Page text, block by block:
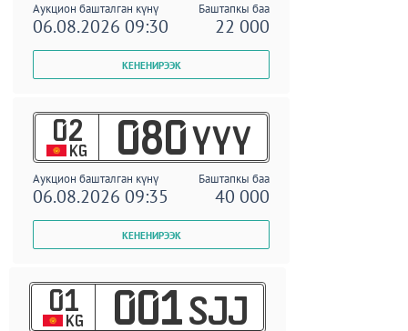
Аукцион башталган күнү Баштапкы баа
06.08.2026 09:30 22 000
02
KG 080 YYY
Аукцион башталган күнү Баштапкы баа
06.08.2026 09:35 40 000
01
KG 001 SJJ